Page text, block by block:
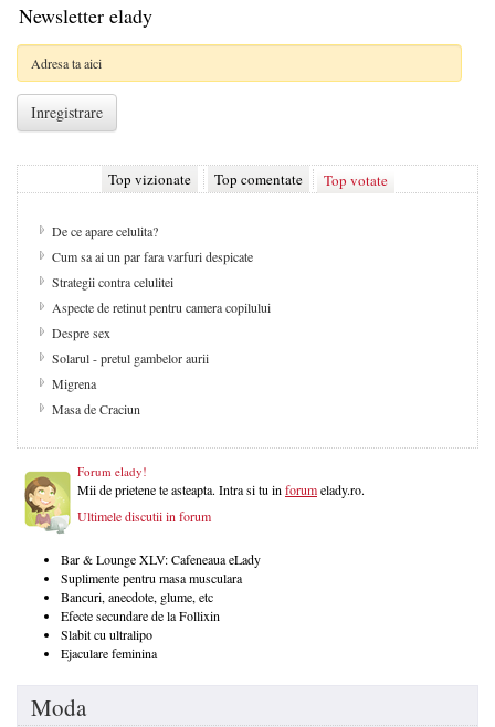
Newsletter elady
Top vizionate Top comentate Top votate
De ce apare celulita?
Cum sa ai un par fara varfuri despicate
Strategii contra celulitei
Aspecte de retinut pentru camera copilului
Despre sex
Solarul - pretul gambelor aurii
Migrena
Masa de Craciun
Forum elady!
Mii de prietene te asteapta. Intra si tu in forumelady.ro.
Ultimele discutii in forum
Bar & Lounge XLV: Cafeneaua eLady
Suplimente pentru masa musculara
Bancuri, anecdote, glume, etc
Efecte secundare de la Follixin
Slabit cu ultralipo
Ejaculare feminina
Moda